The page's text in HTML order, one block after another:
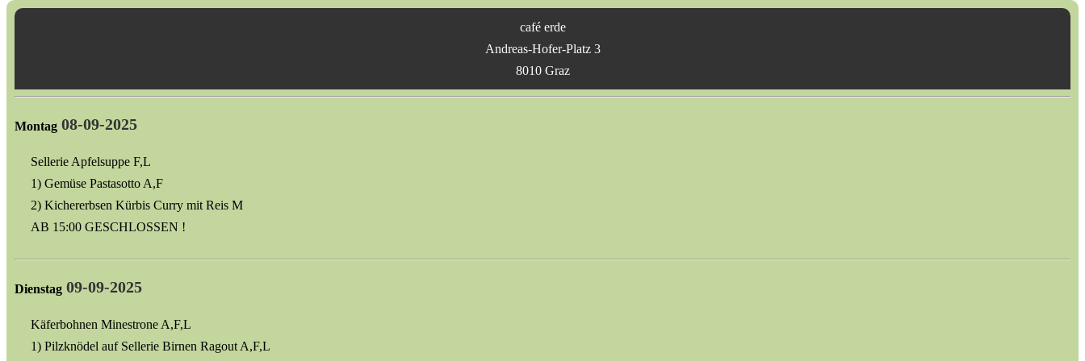
café erde
Andreas-Hofer-Platz 3
8010 Graz
Montag 08-09-2025
Sellerie Apfelsuppe F,L
1) Gemüse Pastasotto A,F
2) Kichererbsen Kürbis Curry mit Reis M
AB 15:00 GESCHLOSSEN !
Dienstag 09-09-2025
Käferbohnen Minestrone A,F,L
1) Pilzknödel auf Sellerie Birnen Ragout A,F,L